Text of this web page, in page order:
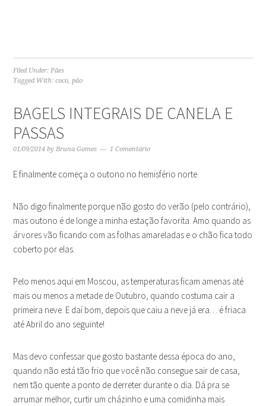
Filed Under:Pães
Tagged With:coco,pão
BAGELS INTEGRAIS DE CANELA E
PASSAS
01/09/2014 byBruna Gomes 1 Comentário
E finalmente começa o outono no hemisfério norte.
Não digo finalmente porque não gosto do verão (pelo contrário),
mas outono é de longe a minha estação favorita. Amo quando as
árvores vão ficando com as folhas amareladas e o chão fica todo
coberto por elas.
Pelo menos aqui em Moscou, as temperaturas ficam amenas até
mais ou menos a metade de Outubro, quando costuma cair a
primeira neve. E daí bom, depois que caiu a neve já era… é friaca
até Abril do ano seguinte!
Mas devo confessar que gosto bastante dessa época do ano,
quando não está tão frio que você não consegue sair de casa,
nem tão quente a ponto de derreter durante o dia. Dá pra se
arrumar melhor, curtir um cházinho e uma comidinha mais